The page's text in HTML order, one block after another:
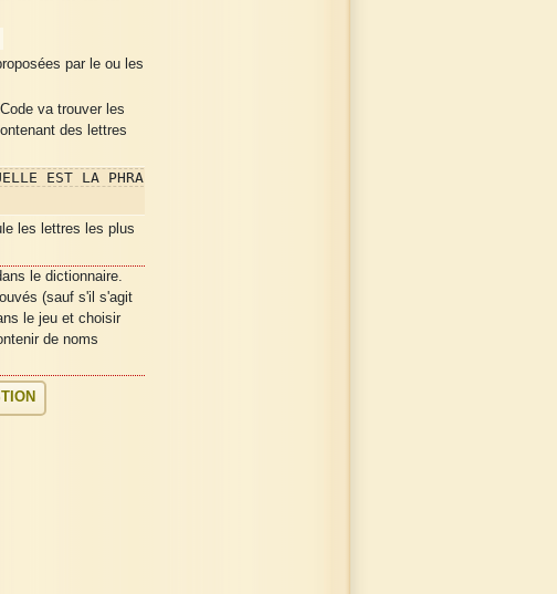
par le ou les
va trouver les
des lettres
EST LA PHRA
les lettres les plus
le dictionnaire.
(sauf s'il s'agit
le jeu et choisir
de noms